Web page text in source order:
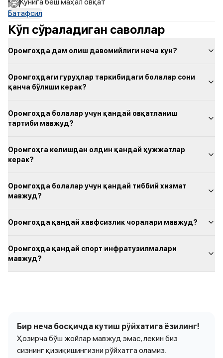
Батафсил
Кўп сўраладиган саволлар
Оромгоҳда дам олиш давомийлиги неча кун?
Оромгоҳдаги гуруҳлар таркибидаги болалар сони
қанча бўлиши керак?
Оромгоҳда болалар учун қандай овқатланиш
тартиби мавжуд?
Оромгоҳга келишдан олдин қандай ҳужжатлар
керак?
Оромгоҳда болалар учун қандай тиббий хизмат
мавжуд?
Оромгоҳда қандай хавфсизлик чоралари мавжуд?
Оромгоҳда қандай спорт инфратузилмалари
мавжуд?
Бир неча босқичда кутиш рўйхатига ёзилинг!
Ҳозирча бўш жойлар мавжуд эмас, лекин биз
сизнинг қизиқишингизни рўйхатга оламиз.